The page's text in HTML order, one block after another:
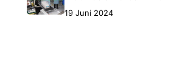
19 Juni 2024